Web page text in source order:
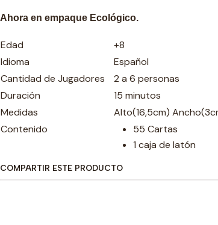
Ahora en empaque Ecológico.
Edad
+8
Idioma
Español
Cantidad de Jugadores
2 a 6 personas
Duración
15 minutos
Medidas
Alto(16,5cm)
Contenido
55 Cartas
1 caja de latón
COMPARTIR ESTE PRODUCTO